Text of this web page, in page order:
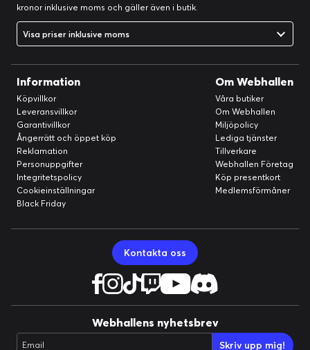
kronor inklusive moms och gäller även i butik.
Visa priser inklusive moms
Information
Köpvillkor
Leveransvillkor
Garantivillkor
Ångerrätt och öppet köp
Reklamation
Personuppgifter
Integritetspolicy
Cookieinställningar
Black Friday
Om Webhallen
Våra butiker
Om Webhallen
Miljöpolicy
Lediga tjänster
Tillverkare
Webhallen Företag
Köp presentkort
Medlemsförmåner
Kontakta oss
Webhallens nyhetsbrev
Email Skriv upp mig!